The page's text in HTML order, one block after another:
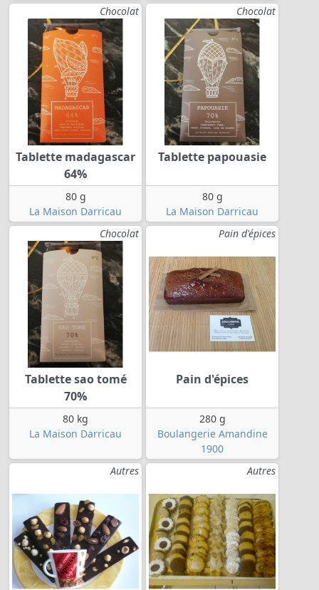
Chocolat
Tablette madagascar
64%
80 g
La Maison Darricau
Chocolat
Tablette papouasie
80 g
La Maison Darricau
Chocolat
Tablette sao tomé
70%
80 kg
La Maison Darricau
Pain d'épices
Pain d'épices
280 g
Boulangerie Amandine
1900
Autres
Autres